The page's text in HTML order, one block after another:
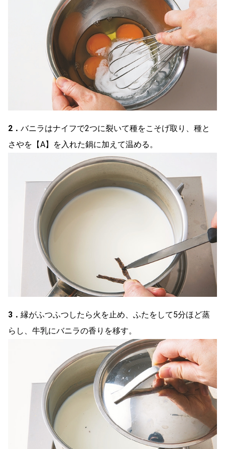
2． バニラはナイフで2つに裂いて種をこそげ取り、種と
さやを【A】を入れた鍋に加えて温める。
3． 縁がふつふつしたら火を止め、ふたをして5分ほど蒸
らし、牛乳にバニラの香りを移す。